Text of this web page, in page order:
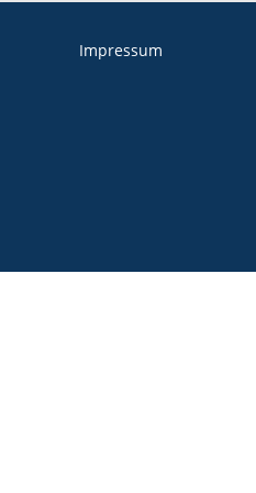
Impressum